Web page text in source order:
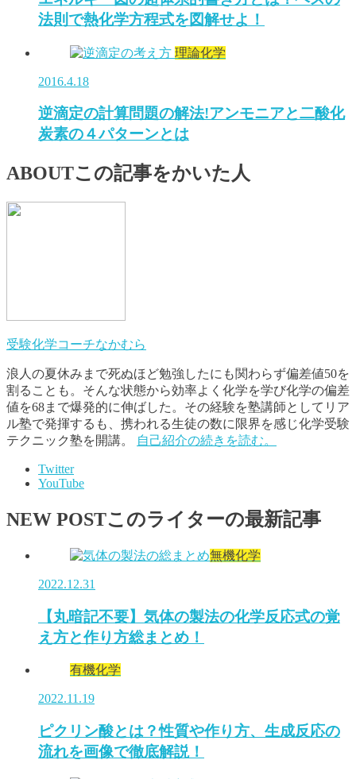
法則で熱化学方程式を図解せよ！
理論化学
2016.4.18
逆滴定の計算問題の解法!アンモニアと二酸化
炭素の４パターンとは
ABOUTこの記事をかいた人
受験化学コーチなかむら
浪人の夏休みまで死ぬほど勉強したにも関わらず偏差値50を
割ることも。そんな状態から効率よく化学を学び化学の偏差
値を68まで爆発的に伸ばした。その経験を塾講師としてリア
ル塾で発揮するも、携われる生徒の数に限界を感じ化学受験
テクニック塾を開講。
自己紹介の続きを読む。
Twitter
YouTube
NEW POSTこのライターの最新記事
無機化学
2022.12.31
【丸暗記不要】気体の製法の化学反応式の覚
え方と作り方総まとめ！
有機化学
2022.11.19
ピクリン酸とは？性質や作り方、生成反応の
流れを画像で徹底解説！